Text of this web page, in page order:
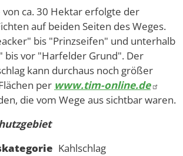
von ca. 30 Hektar erfolgte der
auf beiden Seiten des Weges.
bis "Prinzseifen" und unterhalb
bis vor "Harfelder Grund". Der
kann durchaus noch größer
per www.tim-online.de
die vom Wege aus sichtbar waren.
Kahlschlag